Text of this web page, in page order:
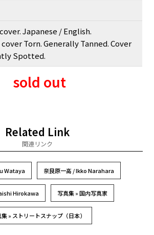
Japanese / English.
cover Torn. Generally Tanned. Cover
Spotted.
sold out
Related Link
関連リンク
Wataya 奈良原一高 / Ikko Narahara
Hirokawa 写真集 » 国内写真家
集 » ストリートスナップ（日本）